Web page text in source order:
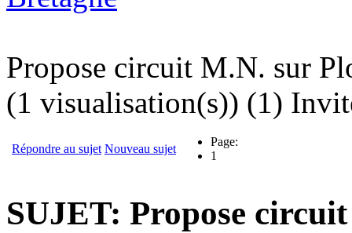
Propose circuit M.N. sur
(1 visualisation(s)) (1)
Répondre au sujet Nouveau sujet
Page:
1
SUJET: Propose